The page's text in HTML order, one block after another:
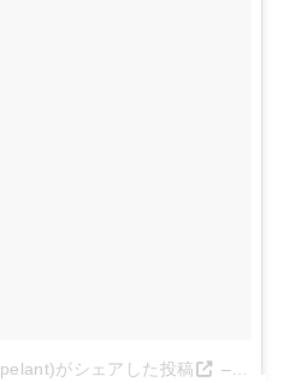
がシェアした投稿 – 2015